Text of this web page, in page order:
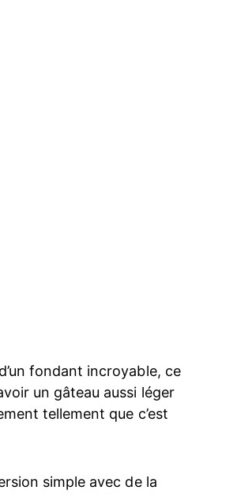
fondant incroyable, ce
un gâteau aussi léger
tellement que c’est
simple avec de la